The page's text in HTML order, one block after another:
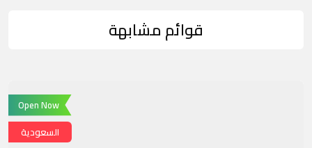
قوائم مشابهة
Open Now
السعودية